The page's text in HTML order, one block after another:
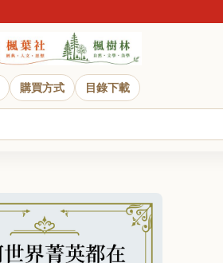
購買方式 目錄下載